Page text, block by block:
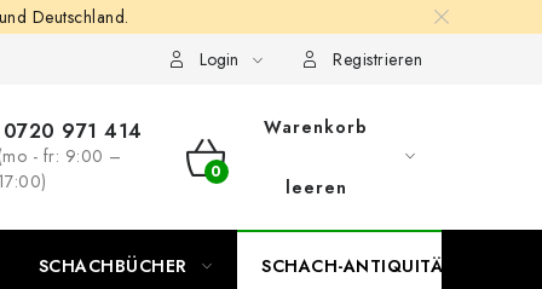
Deutschland.
Login
Registrieren
971 414
- fr: 9:00 –
WARENKORB
Warenkorb
leeren
SCHACHBÜCHER SCHACH-ANTIQUITÄTENLADEN